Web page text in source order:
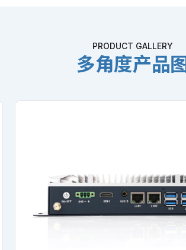
PRODUCT GALLERY
多角度产品图